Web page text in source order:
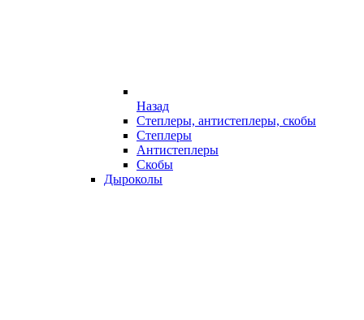
Назад
Степлеры, антистеплеры, скобы
Степлеры
Антистеплеры
Скобы
Дыроколы